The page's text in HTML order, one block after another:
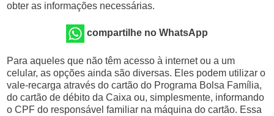
obter as informações necessárias.
compartilhe no WhatsApp
Para aqueles que não têm acesso à internet ou a um
celular, as opções ainda são diversas. Eles podem utilizar o
vale-recarga através do cartão do Programa Bolsa Família,
do cartão de débito da Caixa ou, simplesmente, informando
o CPF do responsável familiar na máquina do cartão. Essa